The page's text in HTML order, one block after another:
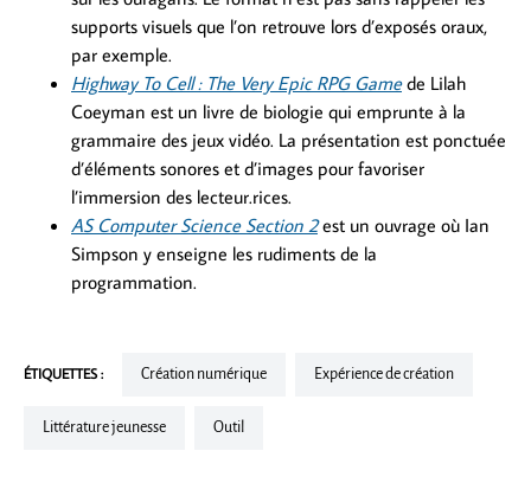
supports visuels que l’on retrouve lors d’exposés oraux,
par exemple.
Highway To Cell : The Very Epic RPG Game de Lilah
Coeyman est un livre de biologie qui emprunte à la
grammaire des jeux vidéo. La présentation est ponctuée
d’éléments sonores et d’images pour favoriser
l’immersion des lecteur.rices.
AS Computer Science Section 2 est un ouvrage où Ian
Simpson y enseigne les rudiments de la
programmation.
ÉTIQUETTES : Création numérique Expérience de création
Littérature jeunesse Outil